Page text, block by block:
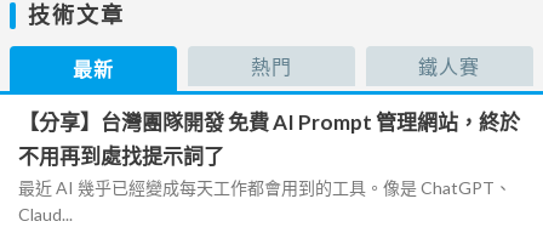
技術文章
最新 熱門 鐵人賽
【分享】台灣團隊開發 免費 AI Prompt 管理網站，終於
不用再到處找提示詞了
最近 AI 幾乎已經變成每天工作都會用到的工具。像是 ChatGPT、
Claud...